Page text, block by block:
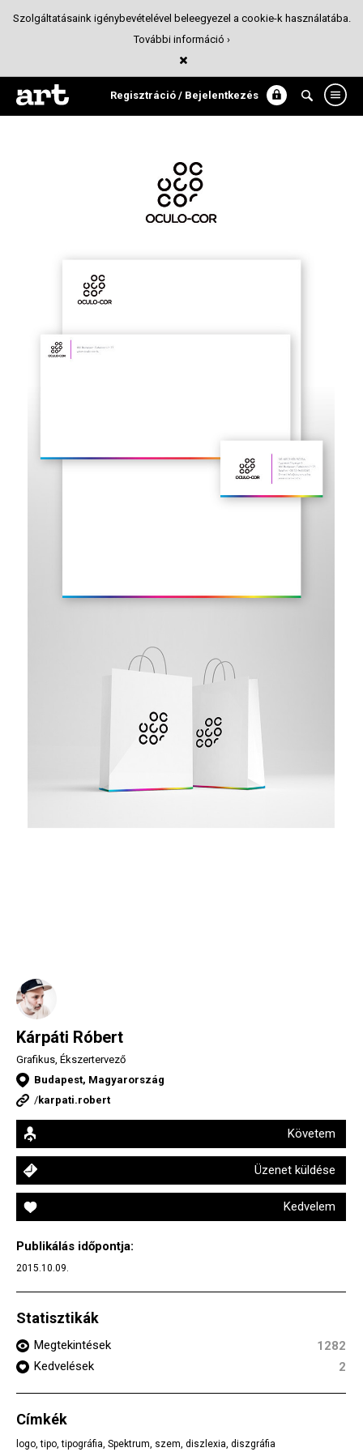
Regisztráció / Bejelentkezés
Oculo-Cor
Arculattervezés
Kárpáti Róbert
Grafikus, Ékszertervező
Budapest, Magyarország
/karpati.robert
Követem
Üzenet küldése
Kedvelem
Publikálás időpontja:
2015.10.09.
Statisztikák
Megtekintések
1282
Kedvelések
2
Címkék
logo,tipo,tipográfia, Spektrum, szem, diszlexia, diszgráfia
Szolgáltatásaink igénybevételével beleegyezel a cookie-k használatába.
További információ ›